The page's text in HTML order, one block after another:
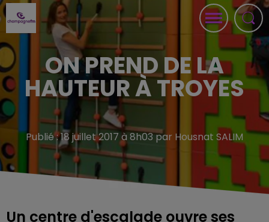
ON PREND DE LA
HAUTEUR À TROYES
Publié : 18 juillet 2017 à 8h03 par Housnat SALIM
Un centre d'escalade ouvre ses